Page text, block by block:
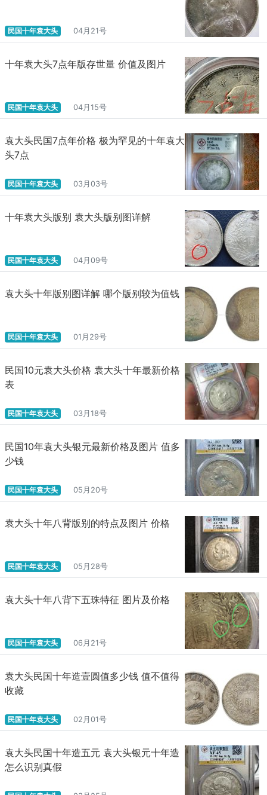
民国十年袁大头 04月21号
十年袁大头7点年版存世量 价值及图片
民国十年袁大头 04月15号
袁大头民国7点年价格 极为罕见的十年袁大
头7点
民国十年袁大头 03月03号
十年袁大头版别 袁大头版别图详解
民国十年袁大头 04月09号
袁大头十年版别图详解 哪个版别较为值钱
民国十年袁大头 01月29号
民国10元袁大头价格 袁大头十年最新价格
表
民国十年袁大头 03月18号
民国10年袁大头银元最新价格及图片 值多
少钱
民国十年袁大头 05月20号
袁大头十年八背版别的特点及图片 价格
民国十年袁大头 05月28号
袁大头十年八背下五珠特征 图片及价格
民国十年袁大头 06月21号
袁大头民国十年造壹圆值多少钱 值不值得
收藏
民国十年袁大头 02月01号
袁大头民国十年造五元 袁大头银元十年造
怎么识别真假